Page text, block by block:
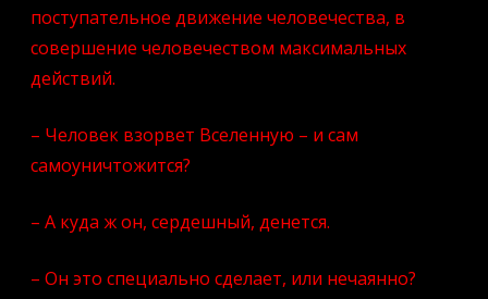
поступательное движение человечества, в
совершение человечеством максимальных
действий.
– Человек взорвет Вселенную – и сам
самоуничтожится?
– А куда ж он, сердешный, денется.
– Он это специально сделает, или нечаянно?